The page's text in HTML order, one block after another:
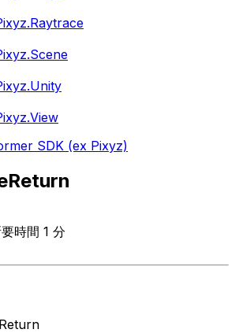
SDK (ex Pixyz)
時間 1 分